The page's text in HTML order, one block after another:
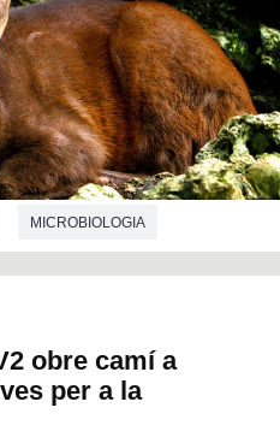
MICROBIOLOGIA
obre camí a
per a la